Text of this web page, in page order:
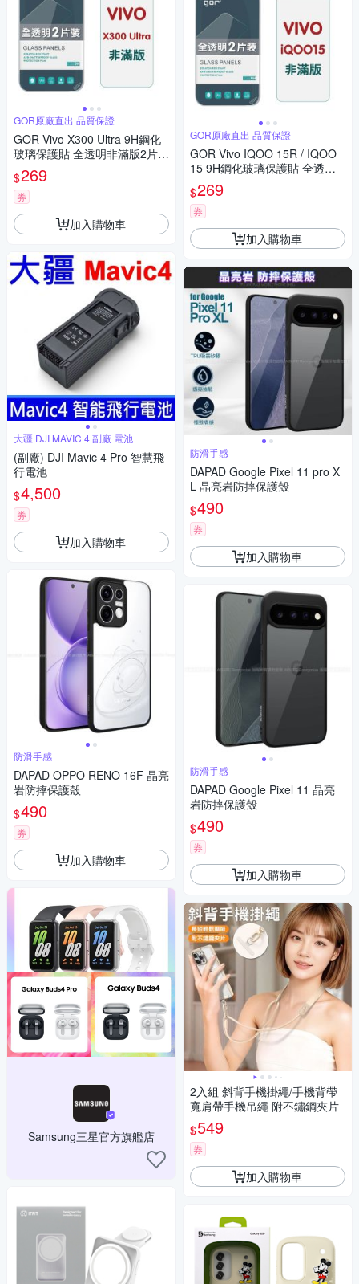
GOR原廠直出 品質保證
GOR Vivo X300 Ultra 9H鋼化
玻璃保護貼 全透明非滿版2片裝
公司貨
$269
券
加入購物車
大疆 DJI MAVIC 4 副廠 電池
(副廠) DJI Mavic 4 Pro 智慧飛
行電池
$4,500
券
加入購物車
防滑手感
DAPAD OPPO RENO 16F 晶亮
岩防摔保護殼
$490
券
加入購物車
Samsung三星官方旗艦店
GOR原廠直出 品質保證
GOR Vivo IQOO 15R / IQOO
15 9H鋼化玻璃保護貼 全透明
非滿版2片裝 公司貨
$269
券
加入購物車
防滑手感
DAPAD Google Pixel 11 pro X
L 晶亮岩防摔保護殼
$490
券
加入購物車
防滑手感
DAPAD Google Pixel 11 晶亮
岩防摔保護殼
$490
券
加入購物車
2入組 斜背手機掛繩/手機背帶
寬肩帶手機吊繩 附不鏽鋼夾片
$549
券
加入購物車